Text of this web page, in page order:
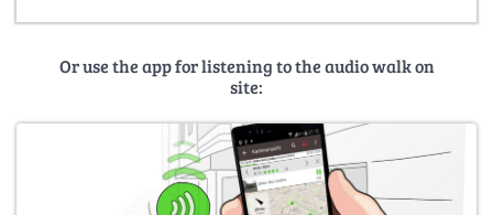
Or use the app for listening to the audio walk on
site: